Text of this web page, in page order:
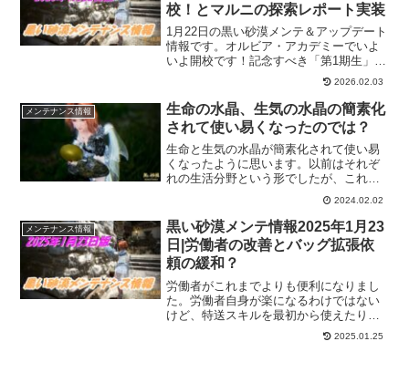
校！とマルニの探索レポート実装
1月22日の黒い砂漠メンテ＆アップデート
情報です。オルビア・アカデミーでいよ
いよ開校です！記念すべき「第1期生」と
なるので、入学しておきましょう！そし
てマルニの密室で利用できる「マルニの
探索レポート」も実装されました。
2026.02.03
メンテナンス情報
生命の水晶、生気の水晶の簡素化
されて使い易くなったのでは？
生命と生気の水晶が簡素化されて使い易
くなったように思います。以前はそれぞ
れの生活分野という形でしたが、これか
らはマルっと生活分野に適用されるとい
うことですから、プリセットでも扱いや
すくなってますよね。保有水晶はシルバ
ーに変換されて簡素化水晶を支給と。
2024.02.02
メンテナンス情報
黒い砂漠メンテ情報2025年1月23
日|労働者の改善とバッグ拡張依
頼の緩和？
労働者がこれまでよりも便利になりまし
た。労働者自身が楽になるわけではない
けど、特送スキルを最初から使えたりで
きるようになりました。バッグの拡張依
頼も実質緩和されたような形になりまし
2025.01.25